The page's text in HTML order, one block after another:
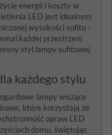
energii i koszty w
LED jest idealnym
wysokości sufitu -
każdej przestrzeni
styl lampy sufitowej
każdego stylu
lampy wiszące
które korzystają ze
opraw LED
domu, świętując